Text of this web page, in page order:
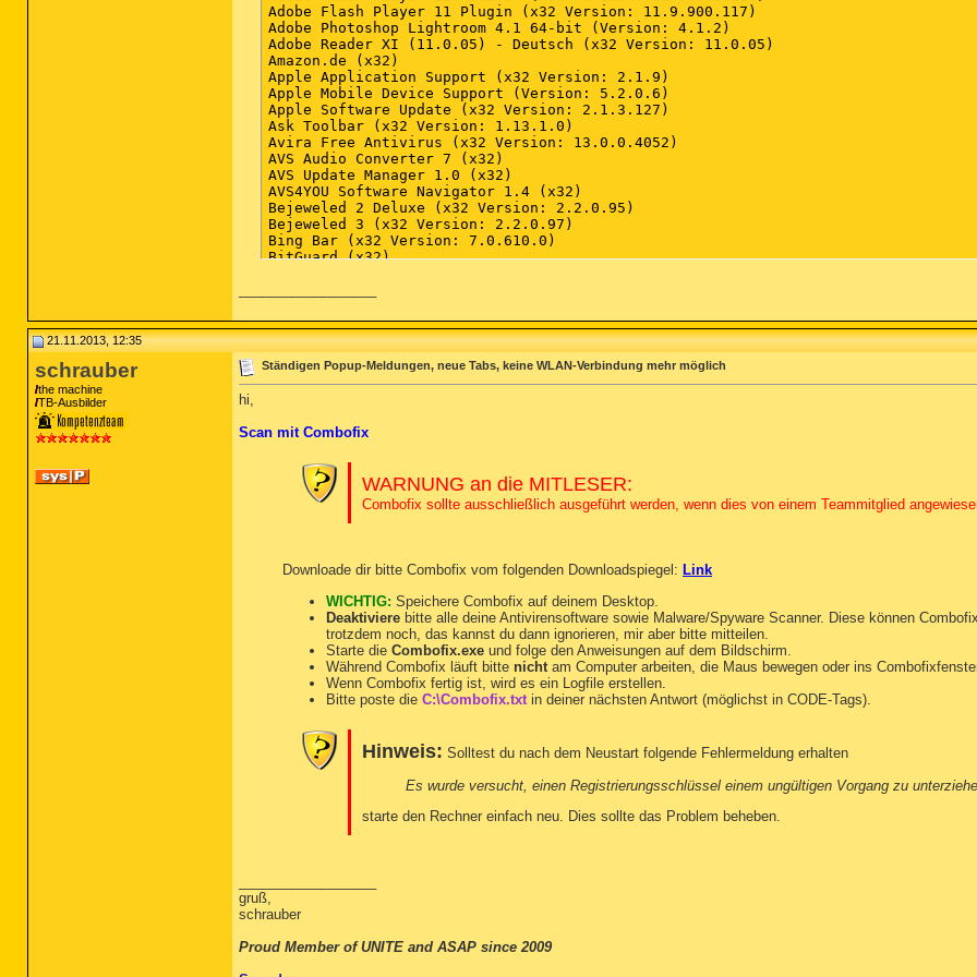
21.11.2013, 12:35
schrauber
the machine
TB-Ausbilder
Ständigen Popup-Meldungen, neue Tabs, keine WLAN-Verbindung mehr möglich
hi,
Scan mit Combofix
WARNUNG an die MITLESER:
Combofix sollte ausschließlich ausgeführt werden, wenn dies von einem Teammitglied
Downloade dir bitte Combofix vom folgenden Downloadspiegel: Link
WICHTIG: Speichere Combofix auf deinem Desktop.
Deaktiviere bitte alle deine Antivirensoftware sowie Malware/Spyware Scanner. Diese können
trotzdem noch, das kannst du dann ignorieren, mir aber bitte mitteilen.
Starte die Combofix.exe und folge den Anweisungen auf dem Bildschirm.
Während Combofix läuft bitte nicht am Computer arbeiten, die Maus bewegen oder ins
Wenn Combofix fertig ist, wird es ein Logfile erstellen.
Bitte poste die C:\Combofix.txt in deiner nächsten Antwort (möglichst in CODE-Tags).
Hinweis: Solltest du nach dem Neustart folgende Fehlermeldung erhalten
Es wurde versucht, einen Registrierungsschlüssel einem ungültigen Vorgang zu
starte den Rechner einfach neu. Dies sollte das Problem beheben.
gruß,
schrauber
Proud Member of UNITE and ASAP since 2009